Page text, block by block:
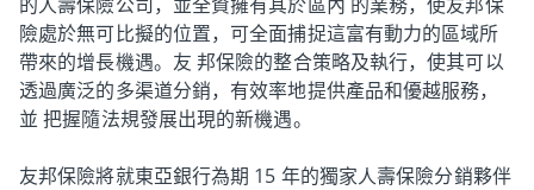
險處於無可比擬的位置，可全面捕捉這富有動力的區域所
帶來的增長機遇。友 邦保險的整合策略及執行，使其可以
透過廣泛的多渠道分銷，有效率地提供產品和優越服務，
並 把握隨法規發展出現的新機遇。
友邦保險將就東亞銀行為期 15 年的獨家人壽保險分銷夥伴